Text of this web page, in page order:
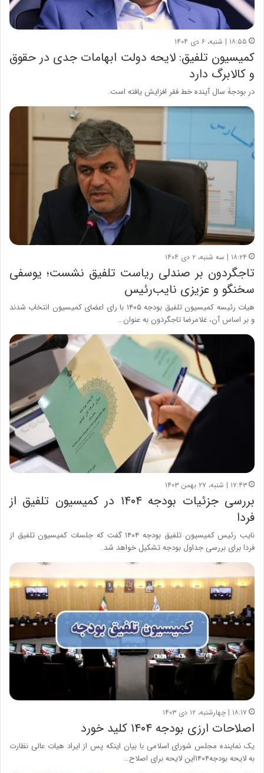
۱۸:۵۵ | شنبه، ۶ دی ۱۴۰۴
کمیسیون تلفیق: لایحه دولت ابهامات جدی در حقوق
و کالابرگ دارد
در بودجۀ سال آینده خط فقر افزایش یافته است.
۱۸:۲۴ | سه شنبه، ۲ دی ۱۴۰۴
تاجگردون بر صندلی ریاست تلفیق نشست؛ یوسفی
سخنگو و عزیزی نایب‌رئیس
هیات رئیسه کمیسیون تلفیق بودجه ۱۴۰۵ با رای اعضای کمیسیون انتخاب شدند
و بر اساس آن، غلامرضا تاجگردون به عنوان…
۱۷:۴۳ | شنبه، ۲۷ بهمن ۱۴۰۳
بررسی جزئیات بودجه ۱۴۰۴ در کمیسیون تلفیق از
فردا
نایب رئیس کمیسیون تلفیق بودجه ۱۴۰۴ گفت که جلسات کمیسیون تلفیق از
فردا برای بررسی جداول بودجه تشکیل خواهد شد.
۱۸:۱۷ | چهارشنبه، ۱۲ دی ۱۴۰۳
اصلاحات ارزی بودجه ۱۴۰۴ کلید خورد
یک نماینده مجلس شورای اسلامی با بیان اینکه پس از ایراد هیات عالی نظارت
به لایحه بودجه۱۴۰۴این لایحه برای اصلاح…